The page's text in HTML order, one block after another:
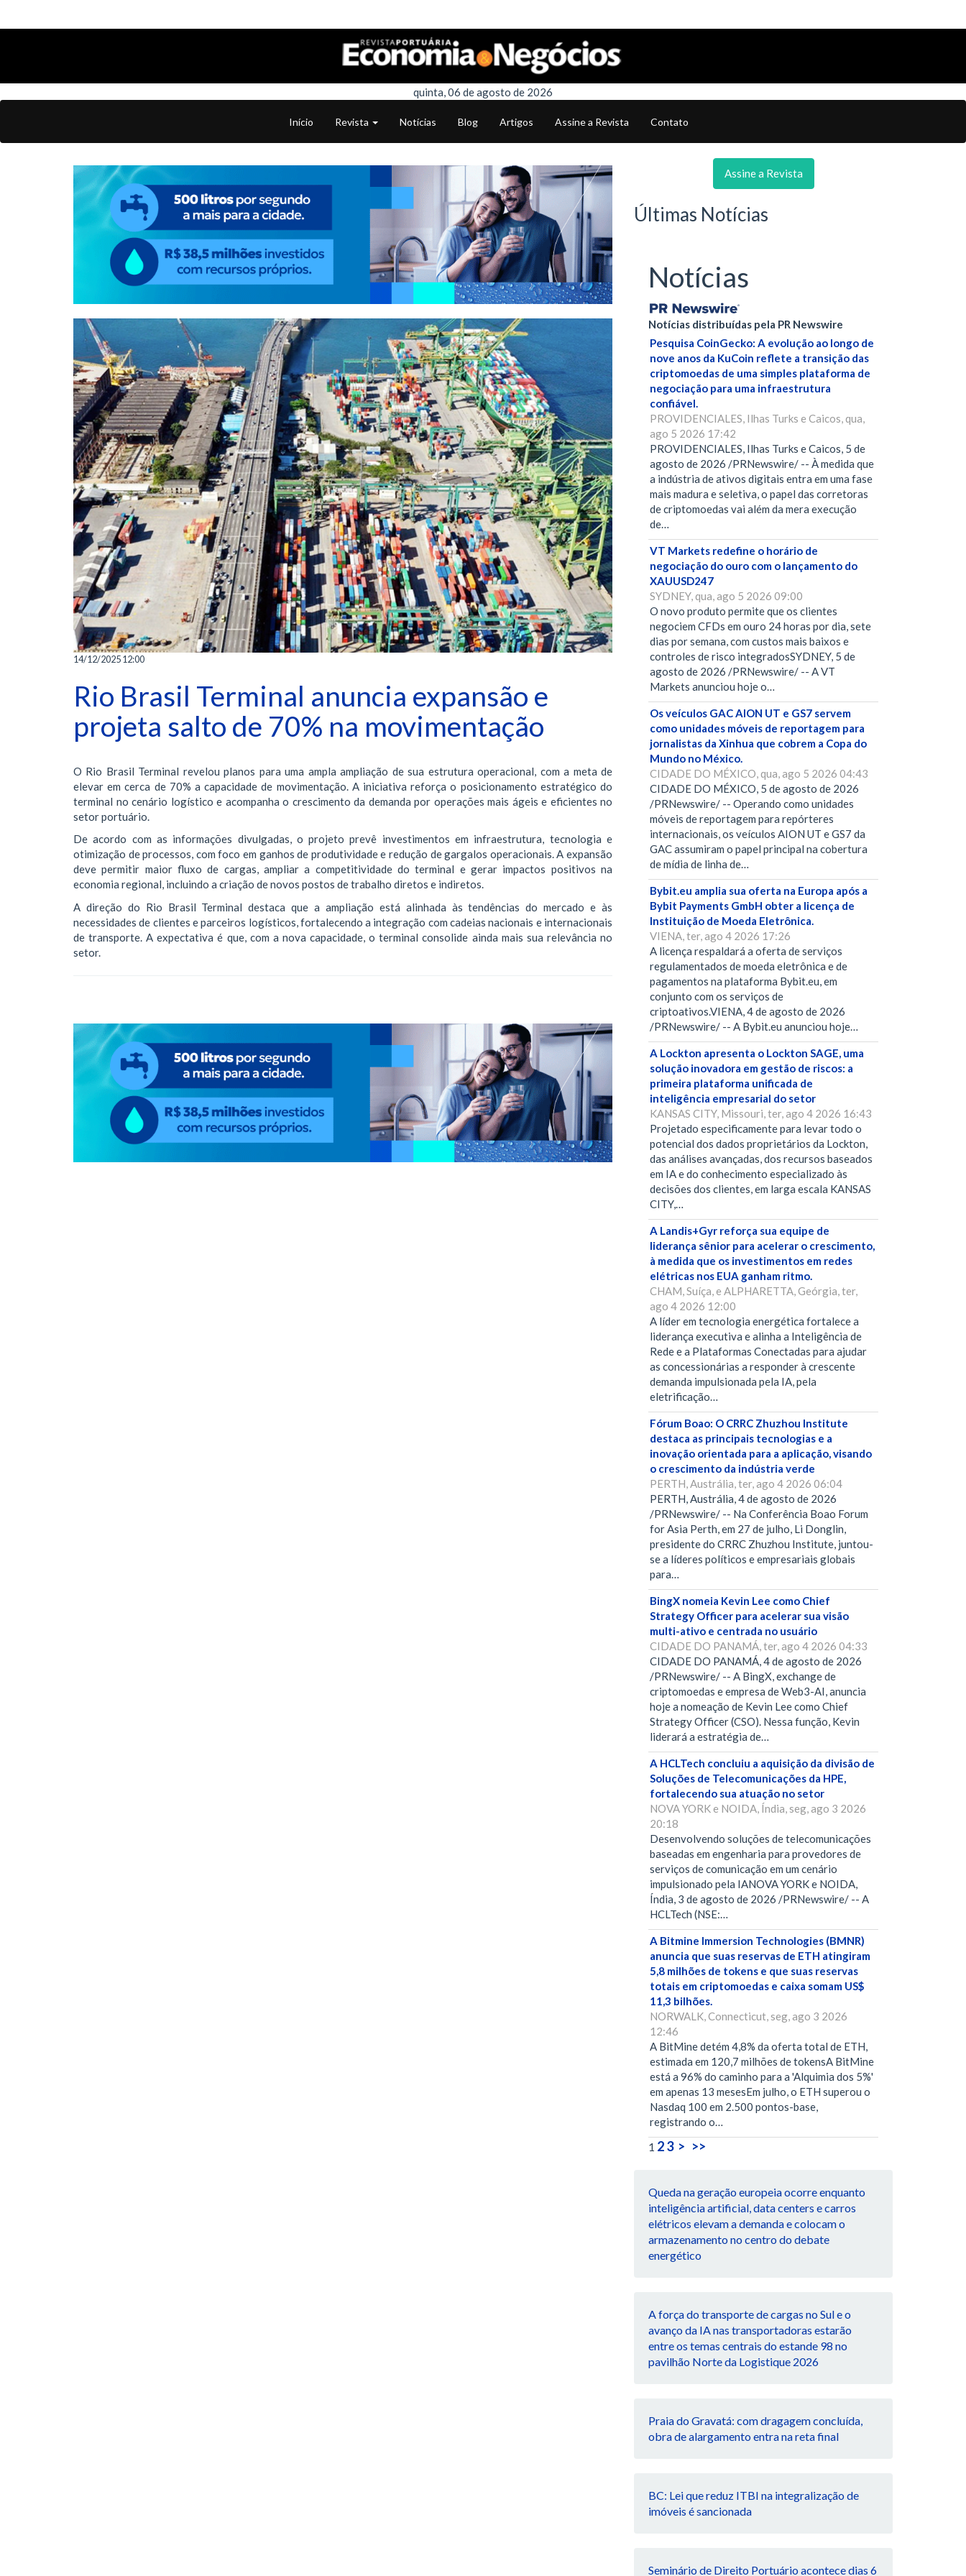
quinta, 06 de agosto de 2026
Início Revista Notícias Blog Artigos Assine a Revista Contato
14/12/2025 12:00
Rio Brasil Terminal anuncia expansão e
projeta salto de 70% na movimentação
O Rio Brasil Terminal revelou planos para uma ampla ampliação de sua estrutura operacional, com a meta de
elevar em cerca de 70% a capacidade de movimentação. A iniciativa reforça o posicionamento estratégico do
terminal no cenário logístico e acompanha o crescimento da demanda por operações mais ágeis e eficientes no
setor portuário.
De acordo com as informações divulgadas, o projeto prevê investimentos em infraestrutura, tecnologia e
otimização de processos, com foco em ganhos de produtividade e redução de gargalos operacionais. A expansão
deve permitir maior fluxo de cargas, ampliar a competitividade do terminal e gerar impactos positivos na
economia regional, incluindo a criação de novos postos de trabalho diretos e indiretos.
A direção do Rio Brasil Terminal destaca que a ampliação está alinhada às tendências do mercado e às
necessidades de clientes e parceiros logísticos, fortalecendo a integração com cadeias nacionais e internacionais
de transporte. A expectativa é que, com a nova capacidade, o terminal consolide ainda mais sua relevância no
setor.
Assine a Revista
Últimas Notícias
Notícias
Notícias distribuídas pela PR Newswire
Pesquisa CoinGecko: A evolução ao longo de
nove anos da KuCoin reflete a transição das
criptomoedas de uma simples plataforma de
negociação para uma infraestrutura
confiável.
PROVIDENCIALES, Ilhas Turks e Caicos, qua,
ago 5 2026 17:42
PROVIDENCIALES, Ilhas Turks e Caicos, 5 de
agosto de 2026 /PRNewswire/ -- À medida que
a indústria de ativos digitais entra em uma fase
mais madura e seletiva, o papel das corretoras
de criptomoedas vai além da mera execução
de…
VT Markets redefine o horário de
negociação do ouro com o lançamento do
XAUUSD247
SYDNEY, qua, ago 5 2026 09:00
O novo produto permite que os clientes
negociem CFDs em ouro 24 horas por dia, sete
dias por semana, com custos mais baixos e
controles de risco integradosSYDNEY, 5 de
agosto de 2026 /PRNewswire/ -- A VT
Markets anunciou hoje o…
Os veículos GAC AION UT e GS7 servem
como unidades móveis de reportagem para
jornalistas da Xinhua que cobrem a Copa do
Mundo no México.
CIDADE DO MÉXICO, qua, ago 5 2026 04:43
CIDADE DO MÉXICO, 5 de agosto de 2026
/PRNewswire/ -- Operando como unidades
móveis de reportagem para repórteres
internacionais, os veículos AION UT e GS7 da
GAC assumiram o papel principal na cobertura
de mídia de linha de…
Bybit.eu amplia sua oferta na Europa após a
Bybit Payments GmbH obter a licença de
Instituição de Moeda Eletrônica.
VIENA, ter, ago 4 2026 17:26
A licença respaldará a oferta de serviços
regulamentados de moeda eletrônica e de
pagamentos na plataforma Bybit.eu, em
conjunto com os serviços de
criptoativos.VIENA, 4 de agosto de 2026
/PRNewswire/ -- A Bybit.eu anunciou hoje…
A Lockton apresenta o Lockton SAGE, uma
solução inovadora em gestão de riscos: a
primeira plataforma unificada de
inteligência empresarial do setor
KANSAS CITY, Missouri, ter, ago 4 2026 16:43
Projetado especificamente para levar todo o
potencial dos dados proprietários da Lockton,
das análises avançadas, dos recursos baseados
em IA e do conhecimento especializado às
decisões dos clientes, em larga escala KANSAS
CITY,…
A Landis+Gyr reforça sua equipe de
liderança sênior para acelerar o crescimento,
à medida que os investimentos em redes
elétricas nos EUA ganham ritmo.
CHAM, Suíça, e ALPHARETTA, Geórgia, ter,
ago 4 2026 12:00
A líder em tecnologia energética fortalece a
liderança executiva e alinha a Inteligência de
Rede e a Plataformas Conectadas para ajudar
as concessionárias a responder à crescente
demanda impulsionada pela IA, pela
eletrificação…
Fórum Boao: O CRRC Zhuzhou Institute
destaca as principais tecnologias e a
inovação orientada para a aplicação, visando
o crescimento da indústria verde
PERTH, Austrália, ter, ago 4 2026 06:04
PERTH, Austrália, 4 de agosto de 2026
/PRNewswire/ -- Na Conferência Boao Forum
for Asia Perth, em 27 de julho, Li Donglin,
presidente do CRRC Zhuzhou Institute, juntou-
se a líderes políticos e empresariais globais
para…
BingX nomeia Kevin Lee como Chief
Strategy Officer para acelerar sua visão
multi-ativo e centrada no usuário
CIDADE DO PANAMÁ, ter, ago 4 2026 04:33
CIDADE DO PANAMÁ, 4 de agosto de 2026
/PRNewswire/ -- A BingX, exchange de
criptomoedas e empresa de Web3-AI, anuncia
hoje a nomeação de Kevin Lee como Chief
Strategy Officer (CSO). Nessa função, Kevin
liderará a estratégia de…
A HCLTech concluiu a aquisição da divisão de
Soluções de Telecomunicações da HPE,
fortalecendo sua atuação no setor
NOVA YORK e NOIDA, Índia, seg, ago 3 2026
20:18
Desenvolvendo soluções de telecomunicações
baseadas em engenharia para provedores de
serviços de comunicação em um cenário
impulsionado pela IANOVA YORK e NOIDA,
Índia, 3 de agosto de 2026 /PRNewswire/ -- A
HCLTech (NSE:…
A Bitmine Immersion Technologies (BMNR)
anuncia que suas reservas de ETH atingiram
5,8 milhões de tokens e que suas reservas
totais em criptomoedas e caixa somam US$
11,3 bilhões.
NORWALK, Connecticut, seg, ago 3 2026
12:46
A BitMine detém 4,8% da oferta total de ETH,
estimada em 120,7 milhões de tokensA BitMine
está a 96% do caminho para a 'Alquimia dos 5%'
em apenas 13 mesesEm julho, o ETH superou o
Nasdaq 100 em 2.500 pontos-base,
registrando o…
1 23 > >>
Queda na geração europeia ocorre enquanto
inteligência artificial, data centers e carros
elétricos elevam a demanda e colocam o
armazenamento no centro do debate
energético
A força do transporte de cargas no Sul e o
avanço da IA nas transportadoras estarão
entre os temas centrais do estande 98 no
pavilhão Norte da Logistique 2026
Praia do Gravatá: com dragagem concluída,
obra de alargamento entra na reta final
BC: Lei que reduz ITBI na integralização de
imóveis é sancionada
Seminário de Direito Portuário acontece dias 6